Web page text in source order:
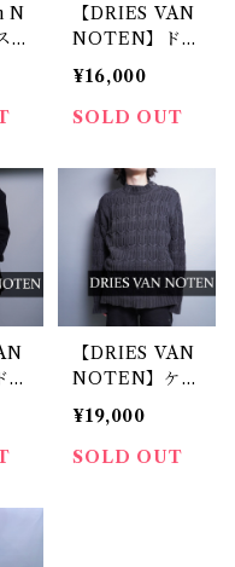
N
【DRIES VAN
NOTEN】ドリ
スヴァンノッテ
ン サイズ46 モ
ールスキン ス
ツ
¥16,000
SOLD OUT
【DRIES VAN
NOTEN】ケー
ブルニット チ
ャコールグレー
¥19,000
SOLD OUT